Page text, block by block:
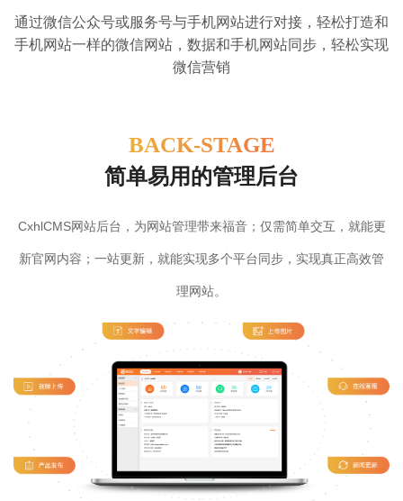
通过微信公众号或服务号与手机网站进行对接，轻松打造和
手机网站一样的微信网站，数据和手机网站同步，轻松实现
微信营销
BACK-STAGE
简单易用的管理后台
CxhlCMS网站后台，为网站管理带来福音；仅需简单交互，就能更
新官网内容；一站更新，就能实现多个平台同步，实现真正高效管
理网站。